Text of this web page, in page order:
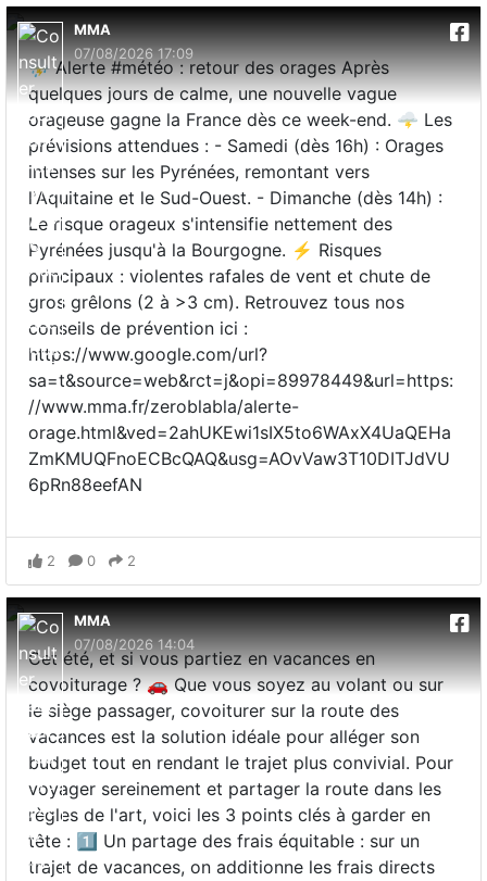
MMA
07/08/2026 17:09
⛈️ Alerte #météo : retour des orages Après
quelques jours de calme, une nouvelle vague
orageuse gagne la France dès ce week-end. 🌩️ Les
prévisions attendues : - Samedi (dès 16h) : Orages
intenses sur les Pyrénées, remontant vers
l'Aquitaine et le Sud-Ouest. - Dimanche (dès 14h) :
Le risque orageux s'intensifie nettement des
Pyrénées jusqu'à la Bourgogne. ⚡ Risques
principaux : violentes rafales de vent et chute de
gros grêlons (2 à >3 cm). Retrouvez tous nos
conseils de prévention ici :
https://www.google.com/url?
sa=t&source=web&rct=j&opi=89978449&url=https:
//www.mma.fr/zeroblabla/alerte-
orage.html&ved=2ahUKEwi1sIX5to6WAxX4UaQEHa
ZmKMUQFnoECBcQAQ&usg=AOvVaw3T10DITJdVU
6pRn88eefAN
2 0 2
MMA
07/08/2026 14:04
Cet été, et si vous partiez en vacances en
covoiturage ? 🚗 Que vous soyez au volant ou sur
le siège passager, covoiturer sur la route des
vacances est la solution idéale pour alléger son
budget tout en rendant le trajet plus convivial. Pour
voyager sereinement et partager la route dans les
règles de l'art, voici les 3 points clés à garder en
tête : 1️⃣ Un partage des frais équitable : sur un
trajet de vacances, on additionne les frais directs